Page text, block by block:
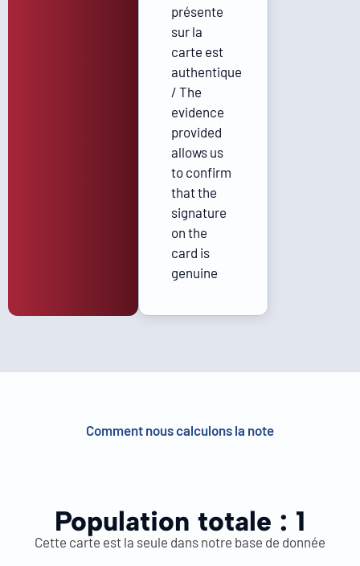
présente
sur la
carte est
authentique
/ The
evidence
provided
allows us
to confirm
that the
signature
on the
card is
genuine
Comment nous calculons la note
Population totale : 1
Cette carte est la seule dans notre base de donnée